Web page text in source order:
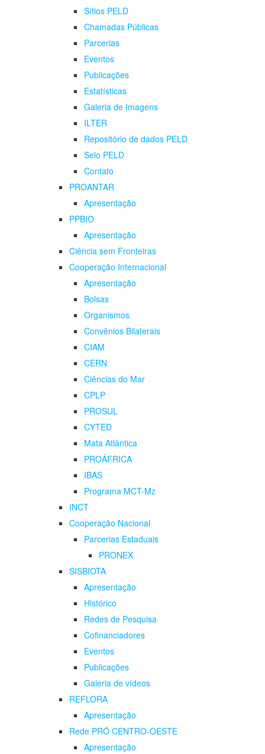
Sítios PELD
Chamadas Públicas
Parcerias
Eventos
Publicações
Estatísticas
Galeria de Imagens
ILTER
Repositório de dados PELD
Selo PELD
Contato
PROANTAR
Apresentação
PPBIO
Apresentação
Ciência sem Fronteiras
Cooperação Internacional
Apresentação
Bolsas
Organismos
Convênios Bilaterais
CIAM
CERN
Ciências do Mar
CPLP
PROSUL
CYTED
Mata Atlântica
PROÁFRICA
IBAS
Programa MCT-Mz
INCT
Cooperação Nacional
Parcerias Estaduais
PRONEX
SISBIOTA
Apresentação
Histórico
Redes de Pesquisa
Cofinanciadores
Eventos
Publicações
Galeria de vídeos
REFLORA
Apresentação
Rede PRÓ CENTRO-OESTE
Apresentação